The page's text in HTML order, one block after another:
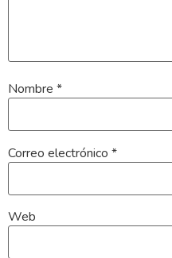
Nombre *
Correo electrónico *
Web